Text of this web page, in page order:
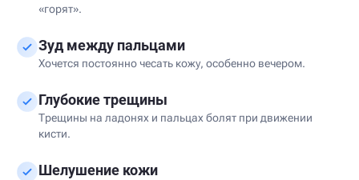
«горят».
Зуд между пальцами
Хочется постоянно чесать кожу, особенно вечером.
Глубокие трещины
Трещины на ладонях и пальцах болят при движении
кисти.
Шелушение кожи